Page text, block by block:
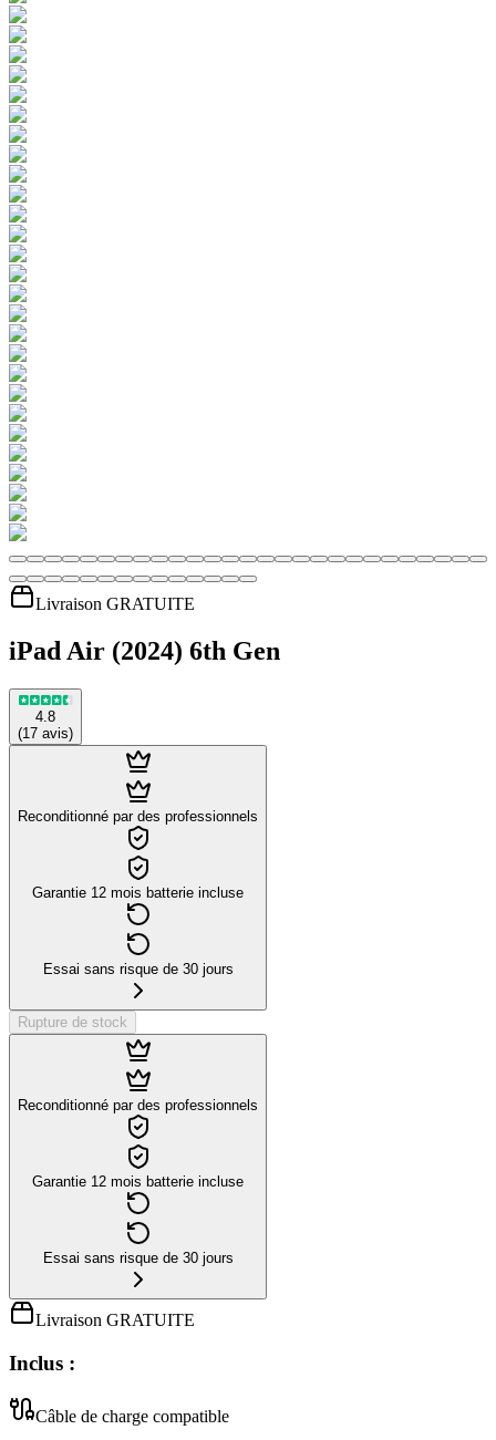
Livraison GRATUITE
iPad Air (2024) 6th Gen
4.8
(17 avis)
Reconditionné par des professionnels
Garantie 12 mois batterie incluse
Essai sans risque de 30 jours
Rupture de stock
Reconditionné par des professionnels
Garantie 12 mois batterie incluse
Essai sans risque de 30 jours
Livraison GRATUITE
Inclus :
Câble de charge compatible